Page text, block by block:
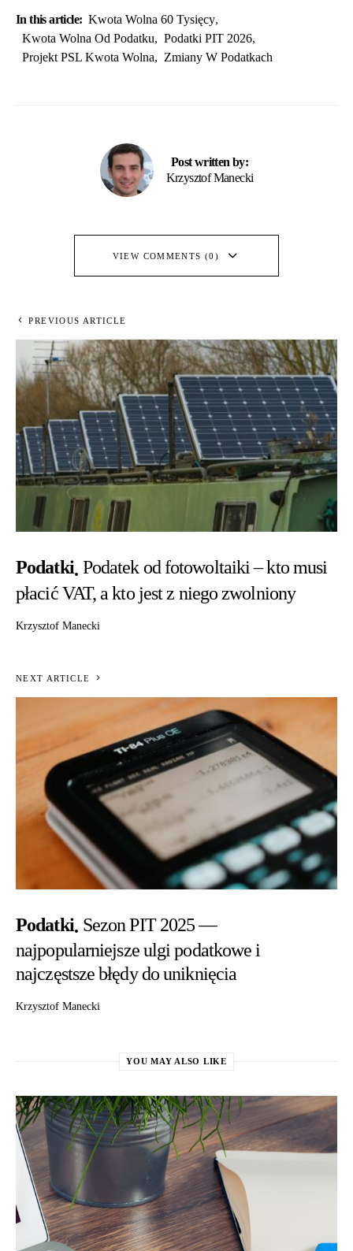
In this article: Kwota Wolna 60 Tysięcy,
Kwota Wolna Od Podatku, Podatki PIT 2026,
Projekt PSL Kwota Wolna, Zmiany W Podatkach
Post written by:
Krzysztof Manecki
VIEW COMMENTS (0)
PREVIOUS ARTICLE
Podatki Podatek od fotowoltaiki – kto musi
płacić VAT, a kto jest z niego zwolniony
Krzysztof Manecki
NEXT ARTICLE
Podatki Sezon PIT 2025 —
najpopularniejsze ulgi podatkowe i
najczęstsze błędy do uniknięcia
Krzysztof Manecki
YOU MAY ALSO LIKE